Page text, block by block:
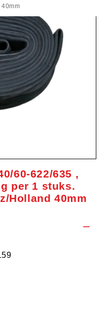
60-622/635 ,
per 1 stuks.
Holland 40mm